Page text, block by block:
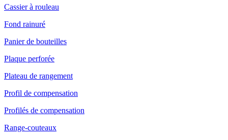
Cassier à rouleau
Fond rainuré
Panier de bouteilles
Plaque perforée
Plateau de rangement
Profil de compensation
Profilés de compensation
Range-couteaux